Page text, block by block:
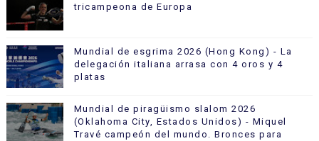
tricampeona de Europa
Mundial de esgrima 2026 (Hong Kong) - La
delegación italiana arrasa con 4 oros y 4
platas
Mundial de piragüismo slalom 2026
(Oklahoma City, Estados Unidos) - Miquel
Travé campeón del mundo. Bronces para